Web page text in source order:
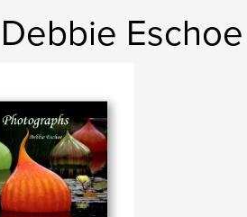
Eschoe